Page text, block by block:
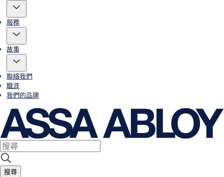
服務
故事
聯絡我們
職涯
我們的品牌
搜尋